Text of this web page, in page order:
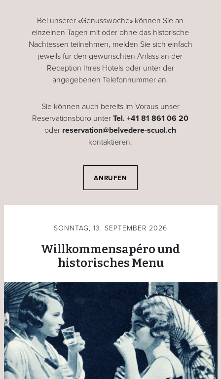
Bei unserer «Genusswoche» können Sie an
einzelnen Tagen mit oder ohne das historische
Nachtessen teilnehmen, melden Sie sich einfach
jeweils für den gewünschten Anlass an der
Reception Ihres Hotels oder unter der
angegebenen Telefonnummer an.
Sie können auch bereits im Voraus unser
Reservationsbüro unterTel. +41 81 861 06 20
oder reservation@belvedere-scuol.ch
kontaktieren.
ANRUFEN
SONNTAG, 13. SEPTEMBER 2026
Willkommensapéro und
historisches Menu